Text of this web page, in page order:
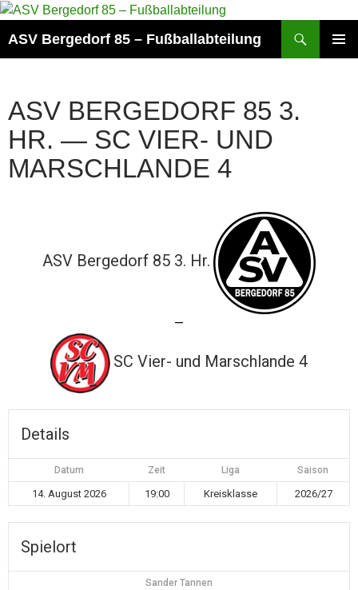
Zum
springen
ASV Bergedorf 85 – Fußballabteilung
ASV BERGEDORF 85 3.
HR. — SC VIER- UND
MARSCHLANDE 4
ASV Bergedorf 85 3. Hr.
—
SC Vier- und Marschlande 4
Details
Datum Zeit Liga Saison
14. August 2026 19:00 Kreisklasse 2026/27
Spielort
Sander Tannen